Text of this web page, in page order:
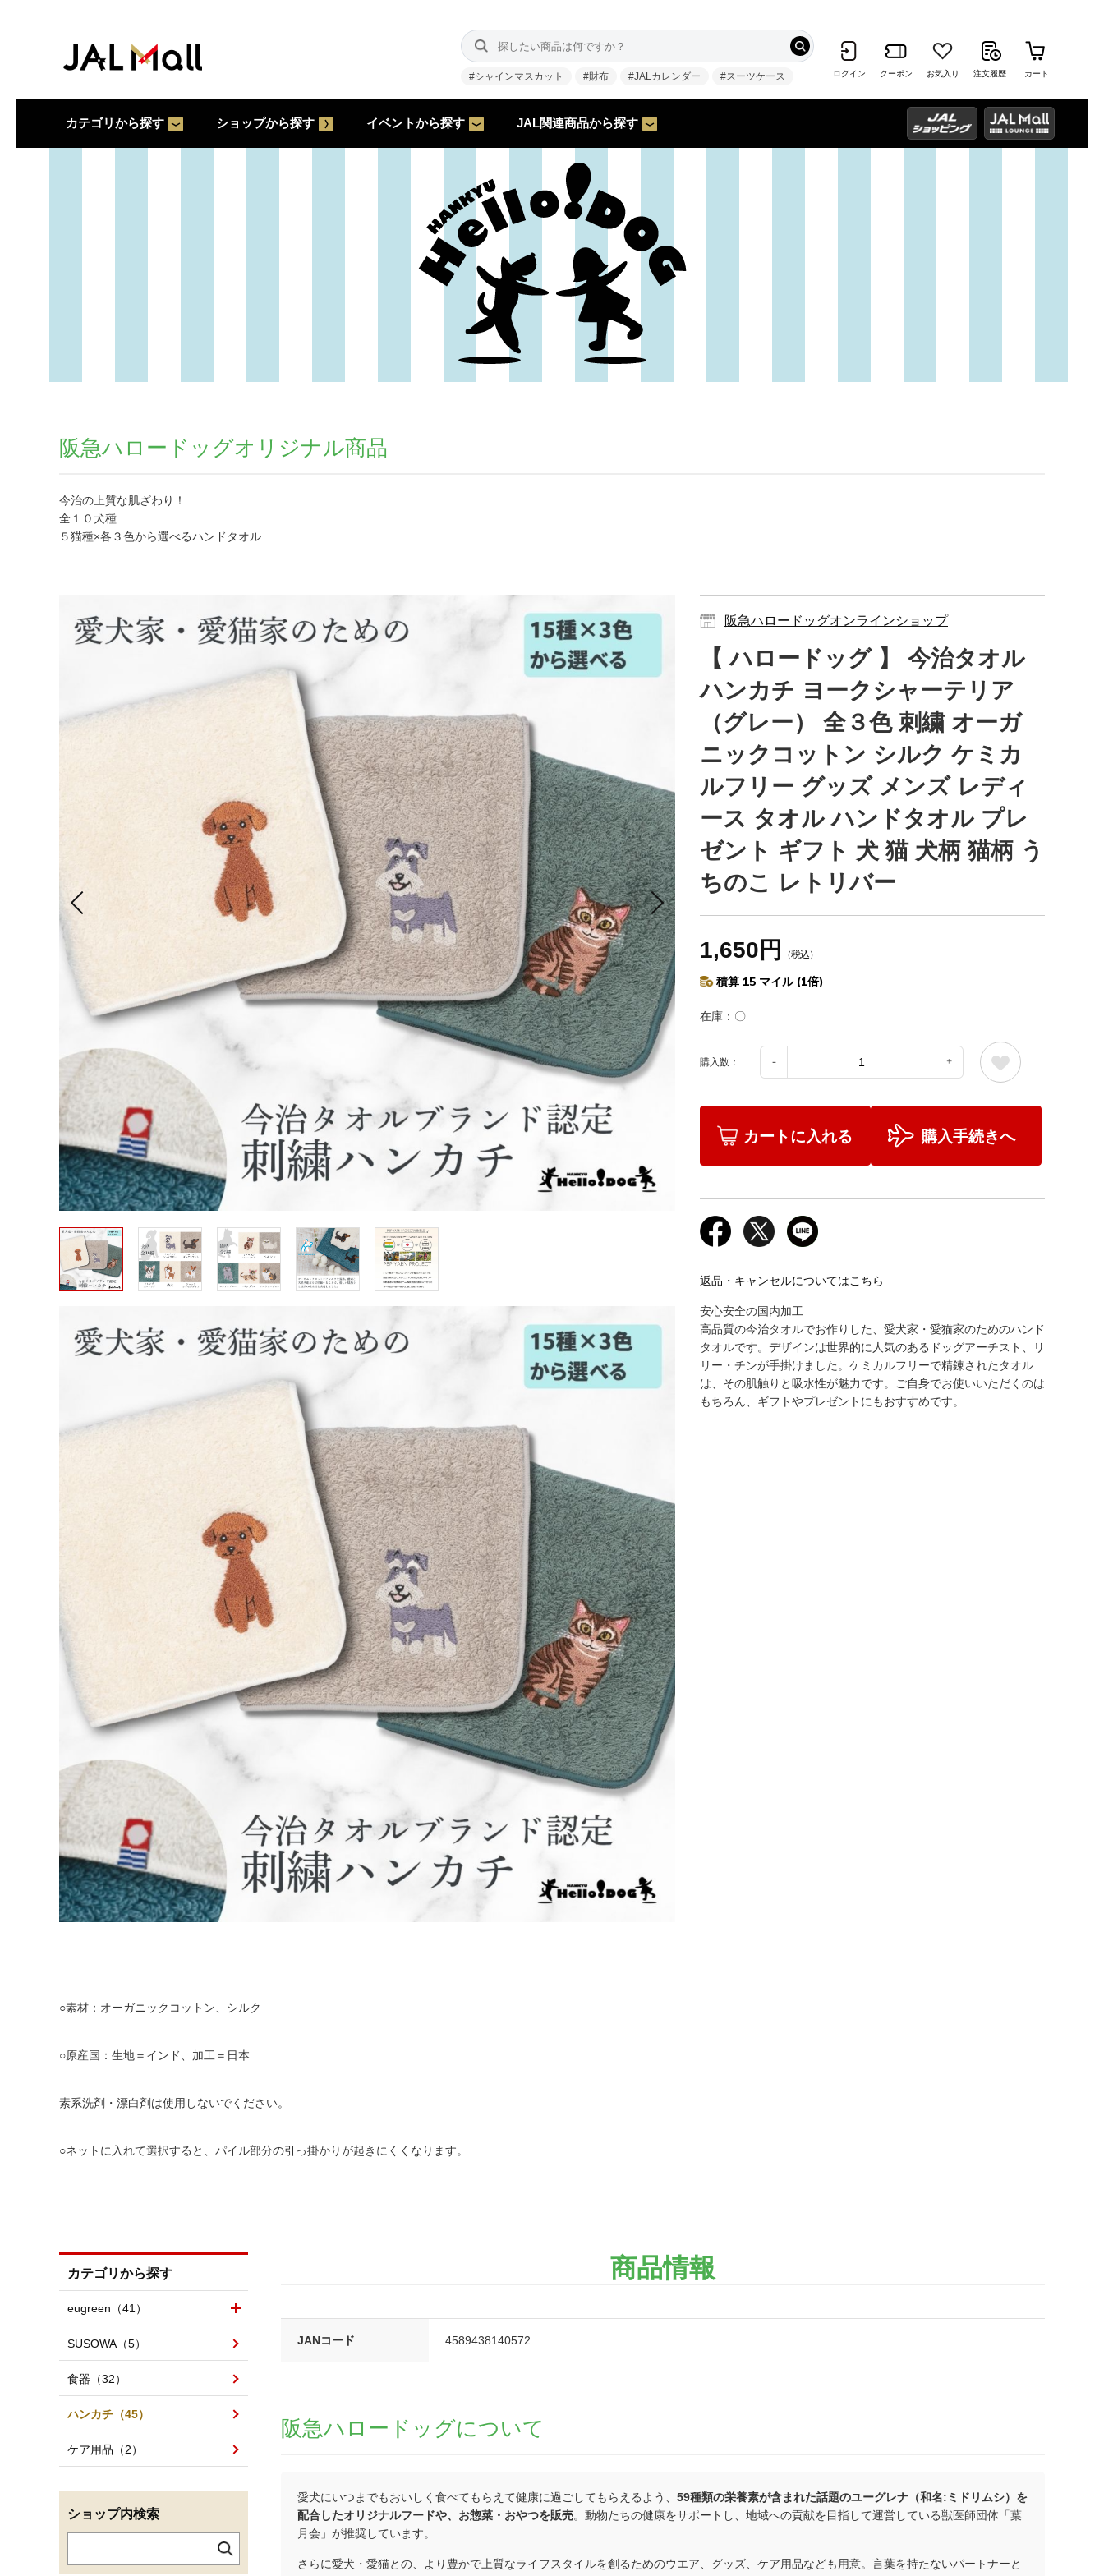
#シャインマスカット #財布 #JALカレンダー #スーツケース ログイン クーポン お気入り 注文履歴 カート
カテゴリから探す ショップから探す イベントから探す JAL関連商品から探す
阪急ハロードッグオリジナル商品
今治の上質な肌ざわり！
全１０犬種
５猫種×各３色から選べるハンドタオル
阪急ハロードッグオンラインショップ
【 ハロードッグ 】 今治タオル
ハンカチ ヨークシャーテリア
（グレー） 全３色 刺繍 オーガ
ニックコットン シルク ケミカ
ルフリー グッズ メンズ レディ
ース タオル ハンドタオル プレ
ゼント ギフト 犬 猫 犬柄 猫柄 う
ちのこ レトリバー
1,650円 （税込）
積算 15 マイル (1倍)
在庫 〇
購入数：
カートに入れる 購入手続きへ
返品・キャンセルについてはこちら
安心安全の国内加工
高品質の今治タオルでお作りした、愛犬家・愛猫家のためのハンド
タオルです。デザインは世界的に人気のあるドッグアーチスト、リ
リー・チンが手掛けました。ケミカルフリーで精錬されたタオル
は、その肌触りと吸水性が魅力です。ご自身でお使いいただくのは
もちろん、ギフトやプレゼントにもおすすめです。
○素材：オーガニックコットン、シルク
○原産国：生地＝インド、加工＝日本
素系洗剤・漂白剤は使用しないでください。
○ネットに入れて選択すると、パイル部分の引っ掛かりが起きにくくなります。
商品情報
JANコード 4589438140572
阪急ハロードッグについて
愛犬にいつまでもおいしく食べてもらえて健康に過ごしてもらえるよう、 59種類の栄養素が含まれた話題のユーグレナ（和名:ミドリムシ）を
配合したオリジナルフードや、お惣菜・おやつを販売。動物たちの健康をサポートし、地域への貢献を目指して運営している獣医師団体「葉
月会」が推奨しています。
さらに愛犬・愛猫との、より豊かで上質なライフスタイルを創るためのウエア、グッズ、ケア用品なども用意。言葉を持たないパートナーと
カテゴリから探す
eugreen（41）
SUSOWA（5）
食器（32）
ハンカチ（45）
ケア用品（2）
ショップ内検索